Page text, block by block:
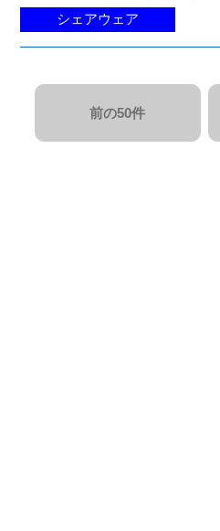
シェアウェア
前の50件